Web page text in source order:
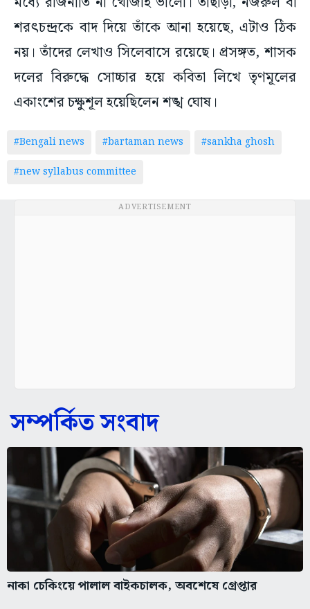
শরৎচন্দ্রকে বাদ দিয়ে তাঁকে আনা হয়েছে, এটাও ঠিক
নয়। তাঁদের লেখাও সিলেবাসে রয়েছে। প্রসঙ্গত, শাসক
দলের বিরুদ্ধে সোচ্চার হয়ে কবিতা লিখে তৃণমূলের
একাংশের চক্ষুশূল হয়েছিলেন শঙ্খ ঘোষ।
#Bengali news #bartaman news
#sankha ghosh
#new syllabus committee
ADVERTISEMENT
সম্পর্কিত সংবাদ
নাকা চেকিংয়ে পালাল বাইকচালক, অবশেষে গ্রেপ্তার